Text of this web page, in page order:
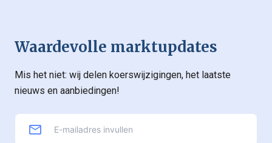
Waardevolle marktupdates
Mis het niet: wij delen koerswijzigingen, het laatste
nieuws en aanbiedingen!